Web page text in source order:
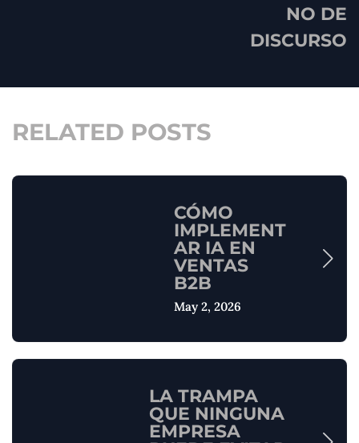
NO DE
DISCURSO
RELATED POSTS
CÓMO
IMPLEMENT
AR IA EN
VENTAS
B2B
May 2, 2026
LA TRAMPA
QUE NINGUNA
EMPRESA